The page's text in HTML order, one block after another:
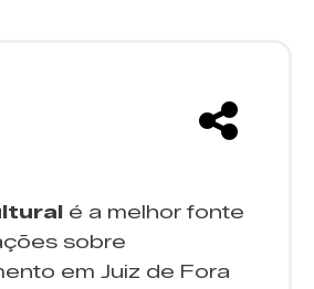
é a melhor fonte
sobre
em Juiz de Fora